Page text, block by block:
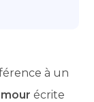
à un
écrite